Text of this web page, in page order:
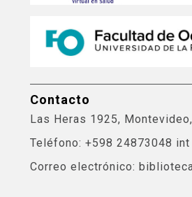
Contacto
Las Heras 1925, Montevideo,
Teléfono: +598 24873048 int
Correo electrónico: